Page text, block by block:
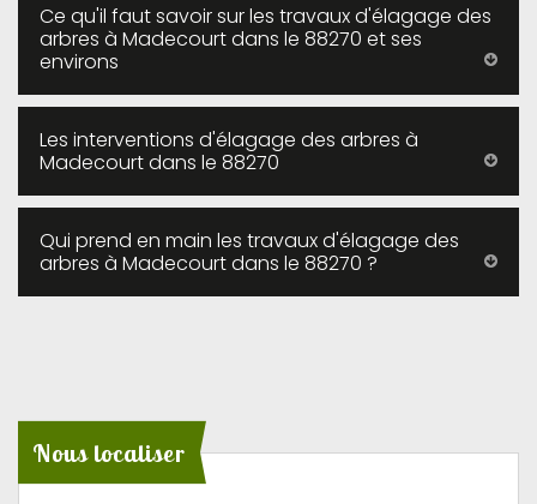
Ce qu'il faut savoir sur les travaux d'élagage des
arbres à Madecourt dans le 88270 et ses
environs
Les interventions d'élagage des arbres à
Madecourt dans le 88270
Qui prend en main les travaux d'élagage des
arbres à Madecourt dans le 88270 ?
Nous localiser